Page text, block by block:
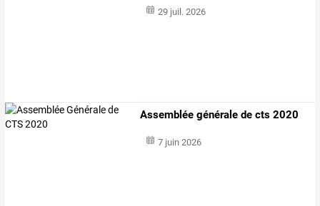
29 juil. 2026
Assemblée générale de cts 2020
7 juin 2026